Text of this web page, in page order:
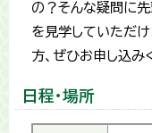
の？そんな疑問に
を見学していただ
方、ぜひお申し込み
日程・場所